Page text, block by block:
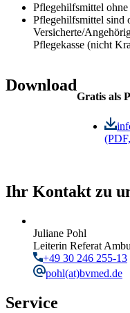
Pflegehilfsmittel
Pflegehilfsmittel sind
Versicherte/
Pflegekasse (nicht
Download
Gratis als
Ihr Kontakt zu
Juliane Pohl
Leiterin Referat
+49 30 246 255-13
pohl(at)bvmed.de
Service